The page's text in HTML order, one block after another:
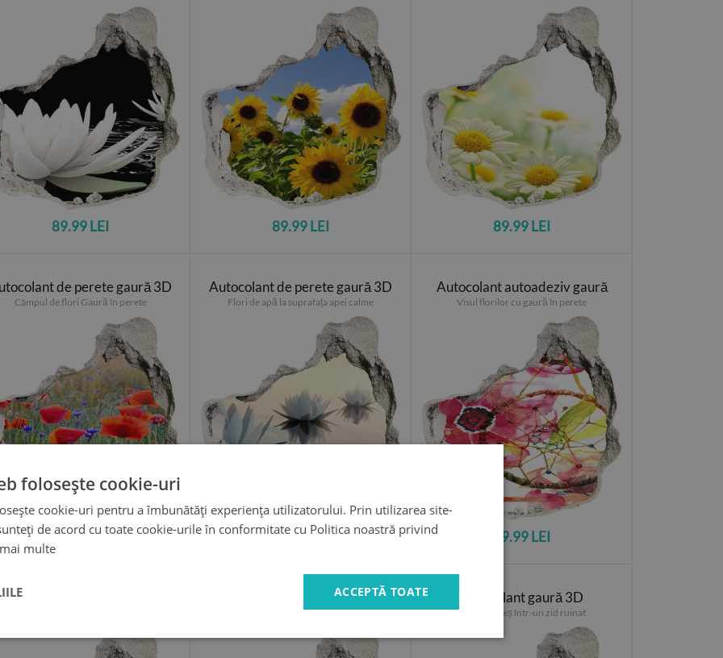
89.99 LEI 89.99 LEI 89.99 LEI
de perete gaură 3D
Câmpul de flori Gaură în perete
89.99 LEI
Autocolant de perete gaură 3D
Flori de apă la suprafața apei calme
89.99 LEI
Autocolant autoadeziv gaură
Visul florilor cu gaură în perete
89.99 LEI
autoadeziv gaură Fototapet un zid spart cu priveliște
Gaură în model floral de perete
Autocolant gaură 3D
Flori de cireș într-un zid ruinat
folosește cookie-uri
cookie-uri pentru a îmbunătăți experiența utilizatorului. Prin utilizarea site-
de acord cu toate cookie-urile în conformitate cu Politica noastră privind
multe
ACCEPTĂ TOATE